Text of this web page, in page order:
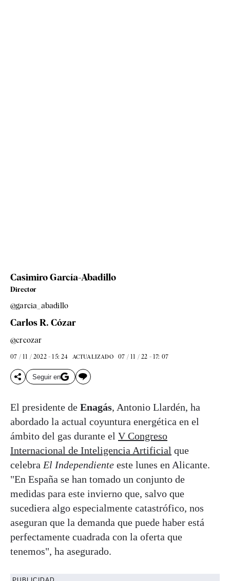
Casimiro García-Abadillo
Director
@garcia_abadillo
Carlos R. Cózar
@crcozar
07 / 11 / 2022 - 15: 24 ACTUALIZADO 07 / 11 / 22 - 17: 07
Seguir en
El presidente de Enagás, Antonio Llardén, ha
abordado la actual coyuntura energética en el
ámbito del gas durante el V Congreso
Internacional de Inteligencia Artificial que
celebra El Independiente este lunes en Alicante.
"En España se han tomado un conjunto de
medidas para este invierno que, salvo que
sucediera algo especialmente catastrófico, nos
aseguran que la demanda que puede haber está
perfectamente cuadrada con la oferta que
tenemos", ha asegurado.